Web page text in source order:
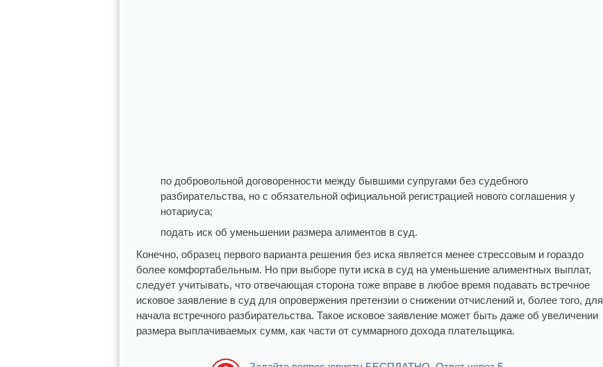
по добровольной договоренности между бывшими супругами без судебного
разбирательства, но с обязательной официальной регистрацией нового соглашения у
нотариуса;
подать иск об уменьшении размера алиментов в суд.
Конечно, образец первого варианта решения без иска является менее стрессовым и гораздо
более комфортабельным. Но при выборе пути иска в суд на уменьшение алиментных выплат,
следует учитывать, что отвечающая сторона тоже вправе в любое время подавать встречное
исковое заявление в суд для опровержения претензии о снижении отчислений и, более того, для
начала встречного разбирательства. Такое исковое заявление может быть даже об увеличении
размера выплачиваемых сумм, как части от суммарного дохода плательщика.